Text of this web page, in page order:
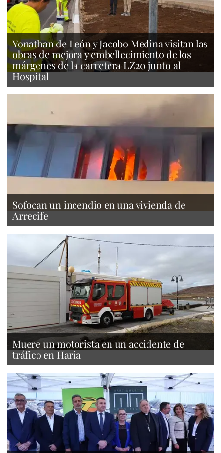
Yonathan de León y Jacobo Medina visitan las
obras de mejora y embellecimiento de los
márgenes de la carretera LZ20 junto al
Hospital
Sofocan un incendio en una vivienda de
Arrecife
Muere un motorista en un accidente de
tráfico en Haría